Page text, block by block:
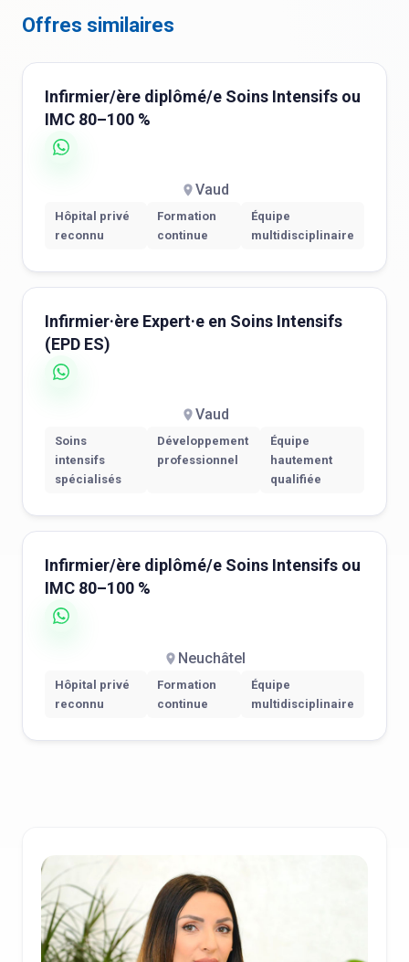
Offres similaires
Infirmier/ère diplômé/e Soins Intensifs ou
IMC 80–100 %
Vaud
Hôpital privé
reconnu
Formation
continue
Équipe
multidisciplinaire
Infirmier·ère Expert·e en Soins Intensifs
(EPD ES)
Vaud
Soins
intensifs
spécialisés
Développement
professionnel
Équipe
hautement
qualifiée
Infirmier/ère diplômé/e Soins Intensifs ou
IMC 80–100 %
Neuchâtel
Hôpital privé
reconnu
Formation
continue
Équipe
multidisciplinaire